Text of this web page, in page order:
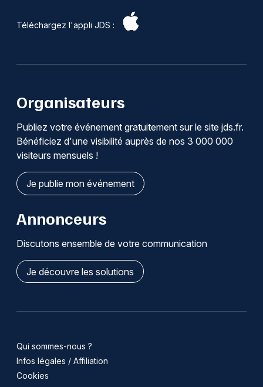
Téléchargez l'appli JDS :
Organisateurs
Publiez votre événement gratuitement sur le site jds.fr.
Bénéficiez d'une visibilité auprès de nos 3 000 000
visiteurs mensuels !
Je publie mon événement
Annonceurs
Discutons ensemble de votre communication
Je découvre les solutions
Qui sommes-nous ?
Infos légales / Affiliation
Cookies